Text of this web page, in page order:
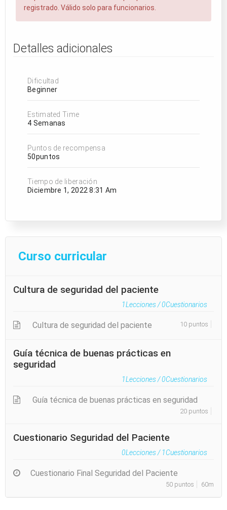
registrado. Válido solo para funcionarios.
Detalles adicionales
Dificultad
Beginner
Estimated Time
4 Semanas
Puntos de recompensa
50puntos
Tiempo de liberación
Diciembre 1, 2022 8:31 Am
Curso curricular
Cultura de seguridad del paciente
1Lecciones /0Cuestionarios
Cultura de seguridad del paciente 10 puntos
Guía técnica de buenas prácticas en
seguridad
1Lecciones /0Cuestionarios
Guía técnica de buenas prácticas en seguridad
20 puntos
Cuestionario Seguridad del Paciente
0Lecciones / 1Cuestionarios
Cuestionario Final Seguridad del Paciente
50 puntos 60m